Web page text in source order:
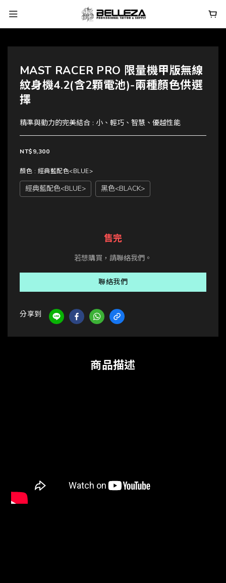
MAST RACER PRO 限量機甲版無線
紋身機4.2(含2顆電池)-兩種顏色供選
擇
精準與動力的完美結合 : 小、輕巧、智慧、優越性能
NT$9,300
顏色 : 經典藍配色<BLUE>
經典藍配色<BLUE> 黑色<BLACK>
售完
若想購買，請聯絡我們。
聯絡我們
分享到
商品描述